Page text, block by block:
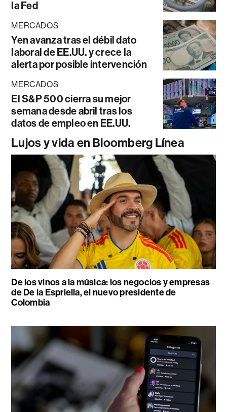
la Fed
MERCADOS
Yen avanza tras el débil dato
laboral de EE.UU. y crece la
alerta por posible intervención
MERCADOS
El S&P 500 cierra su mejor
semana desde abril tras los
datos de empleo en EE.UU.
Lujos y vida en Bloomberg Línea
De los vinos a la música: los negocios y empresas
de De la Espriella, el nuevo presidente de
Colombia